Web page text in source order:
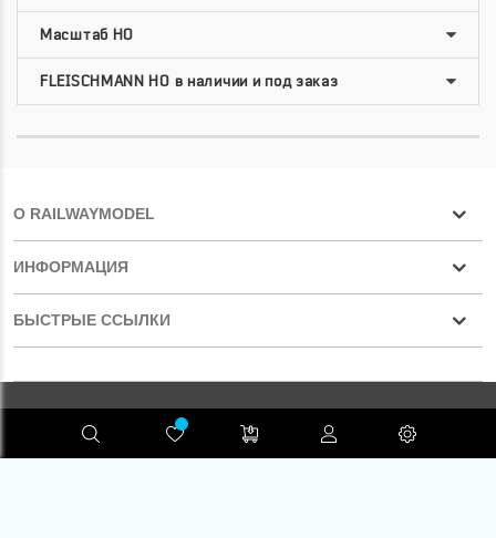
О RAILWAYMODEL
ИНФОРМАЦИЯ
БЫСТРЫЕ ССЫЛКИ
RAILWAYMODEL.COM ©2001-2026